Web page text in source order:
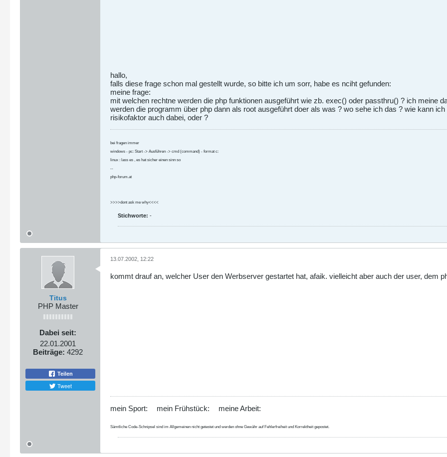
hallo,
falls diese frage schon mal gestellt wurde, so bitte ich um sorr, habe es nciht gefunden:
meine frage:
mit welchen rechtne werden die php funktionen ausgeführt wie zb. exec() oder passthru() ? ich meine
werden die programm über php dann als root ausgeführt doer als was ? wo sehe ich das ? wie kann
risikofaktor auch dabei, oder ?
bei fragen immer
windows - pc: Start -> Ausführen -> cmd (command) - format c:
linux : lass es , es hat sicher einen sinn so
--
php-forum.at
>>>>dont ask me why<<<<
Stichworte: -
Titus
PHP Master
Dabei seit:
22.01.2001
Beiträge: 4292
Teilen
Tweet
13.07.2002, 12:22
kommt drauf an, welcher User den Werbserver gestartet hat, afaik. vielleicht aber auch der user, dem
mein Sport: mein Frühstück: meine Arbeit:
Sämtliche Code-Schnipsel sind im Allgemeinen nicht getestet und werden ohne Gewähr auf Fehlerfreiheit und Korrektheit gepostet.